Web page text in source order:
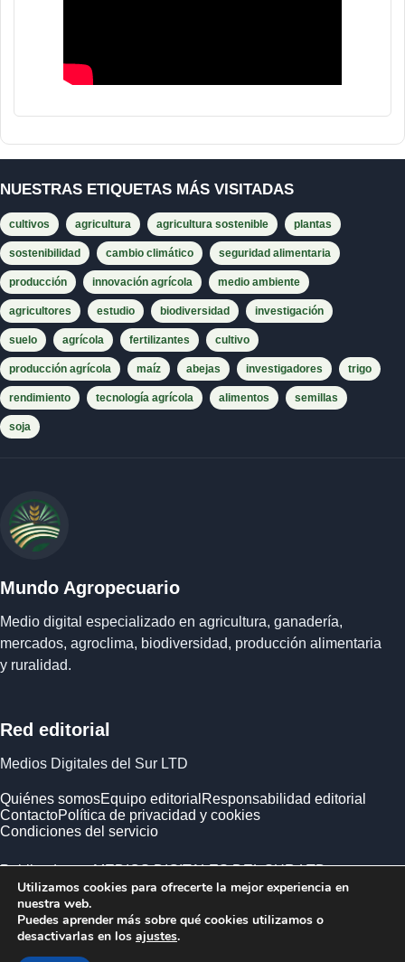
NUESTRAS ETIQUETAS MÁS VISITADAS
cultivos agricultura agricultura sostenible plantas
sostenibilidad cambio climático seguridad alimentaria
producción innovación agrícola medio ambiente
agricultores estudio biodiversidad investigación
suelo agrícola fertilizantes cultivo
producción agrícola maíz abejas investigadores trigo
rendimiento tecnología agrícola alimentos semillas
soja
Mundo Agropecuario
Medio digital especializado en agricultura, ganadería,
mercados, agroclima, biodiversidad, producción alimentaria
y ruralidad.
Red editorial
Medios Digitales del Sur LTD
Quiénes somosEquipo editorial Responsabilidad editorial
ContactoPolítica de privacidad y cookies
Condiciones del servicio
Publicado por MEDIOS DIGITALES DEL SUR LTD ·
Empresa registrada en Inglaterra y Gales.
Utilizamos cookies para ofrecerte la mejor experiencia en
nuestra web.
Puedes aprender más sobre qué cookies utilizamos o
desactivarlas en los ajustes.